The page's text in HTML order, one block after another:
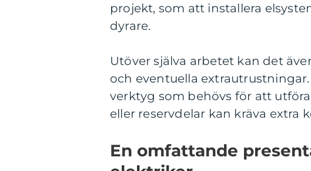
projekt, som att installera
dyrare.
Utöver själva arbetet kan det
och eventuella
verktyg som behövs för att
eller reservdelar kan kräva extra
En omfattande